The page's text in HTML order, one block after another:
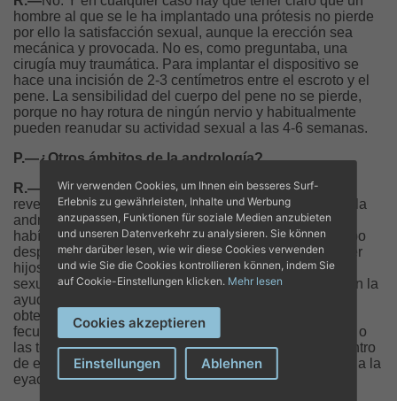
hombre al que se le ha implantado una prótesis no pierde
por ello la satisfacción sexual, aunque la erección sea
mecánica y provocada. No es, como preguntaba, una
cirugía muy traumática. Para implantar el dispositivo se
hace una incisión de 2-3 centímetros entre el escroto y el
pene. La sensibilidad del cuerpo del pene no se pierde,
porque no hay rotura de ningún nervio y habitualmente
pueden reanudar su actividad sexual a las 4-6 semanas.
P.—¿Otros ámbitos de la andrología?
R.—
Pues la vasectomía y su potencial proceso de
reversibilidad es otra de las intervenciones propias de la
andrología. Situaciones en las que el paciente que la
habían realizado una vasectomía solicita que, un tiempo
después, al cambiar de pareja por ejemplo, desea tener
hijos de nuevo. La andrología engloba toda la esfera
sexual del hombre, desde la erección a la fertilidad (con la
ayuda de las clínicas de fertilidad en el proceso de
obtención del semen necesario del paciente para la
fecundación in vitro, si hay un problema en esa esfera) o
las terapia para solucionar la curvatura del pene. Y dentro
de esos tres grandes ámbitos está también la atención a la
eyaculación precoz…
Wir verwenden Cookies, um Ihnen ein besseres Surf-
Erlebnis zu gewährleisten, Inhalte und Werbung
anzupassen, Funktionen für soziale Medien anzubieten
und unseren Datenverkehr zu analysieren. Sie können
mehr darüber lesen, wie wir diese Cookies verwenden
und wie Sie die Cookies kontrollieren können, indem Sie
auf Cookie-Einstellungen klicken. Mehr lesen
Cookies akzeptieren
Einstellungen Ablehnen